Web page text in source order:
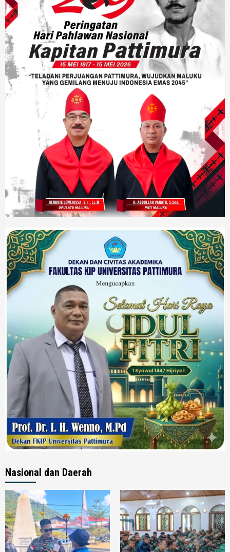
Nasional dan Daerah